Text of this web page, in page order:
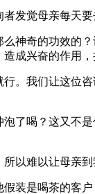
发觉母亲每天
神奇的功效的
成兴奋的作用
。我们让这位
了喝？这又不
以难以让母亲
装是喝茶的客